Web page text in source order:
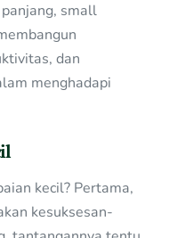
small
dan
menghadapi
kecil? Pertama,
kesuksesan-